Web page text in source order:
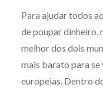
Para ajudar todos
de poupar dinheiro,
melhor dos dois
mais barato para se
europeias. Dentro